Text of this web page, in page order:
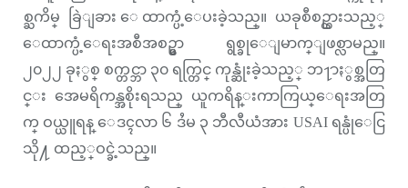
စ္ႀကိမ္ ခြဲျခား ေထာက္ပံ့ေပးခဲ့သည္။ ယခုစီစဥ္ထားသည့္
ေထာက္ပံ့ေရးအစီအစဥ္မွာ ရွစ္ခုေျမာက္ျဖစ္လာမည္။
၂၀၂၂ ခုႏွစ္ စက္တင္ဘာ ၃၀ ရက္တြင္ ကုန္ဆုံးခဲ့သည့္ ဘ႑ာႏွစ္အတြ
င္း အေမရိကန္အစိုးရသည္ ယူကရိန္းကာကြယ္ေရးအတြ
က္ ဝယ္ယူရန္ ေဒၚလာ ၆ ဒႆမ ၃ ဘီလီယံအား USAI ရန္ပုံေငြ
သို႔ ထည့္ဝင္ခဲ့သည္။